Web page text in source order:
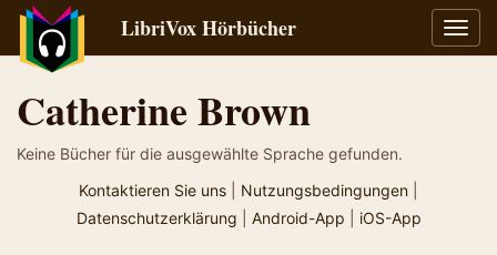
LibriVox Hörbücher
Catherine Brown
Keine Bücher für die ausgewählte Sprache gefunden.
Kontaktieren Sie uns
Nutzungsbedingungen
Datenschutzerklärung
Android-App iOS-App